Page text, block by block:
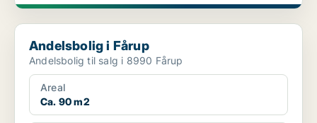
Andelsbolig i Fårup
Andelsbolig i Fårup
Andelsbolig til salg i 8990 Fårup
Areal
Ca. 90 m2